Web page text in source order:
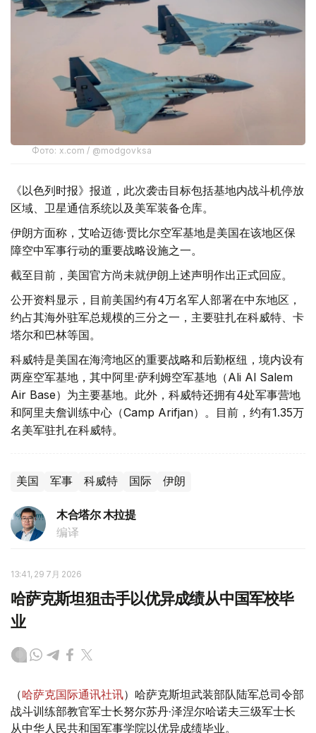
Фото: x.com / @modgovksa
《以色列时报》报道，此次袭击目标包括基地内战斗机停放
区域、卫星通信系统以及美军装备仓库。
伊朗方面称，艾哈迈德·贾比尔空军基地是美国在该地区保
障空中军事行动的重要战略设施之一。
截至目前，美国官方尚未就伊朗上述声明作出正式回应。
公开资料显示，目前美国约有4万名军人部署在中东地区，
约占其海外驻军总规模的三分之一，主要驻扎在科威特、卡
塔尔和巴林等国。
科威特是美国在海湾地区的重要战略和后勤枢纽，境内设有
两座空军基地，其中阿里·萨利姆空军基地（Ali Al Salem
Air Base）为主要基地。此外，科威特还拥有4处军事营地
和阿里夫詹训练中心（Camp Arifjan）。目前，约有1.35万
名美军驻扎在科威特。
美国 军事 科威特 国际 伊朗
木合塔尔 木拉提
编译
13:41, 29 7月 2026
哈萨克斯坦狙击手以优异成绩从中国军校毕
业
（哈萨克国际通讯社讯）哈萨克斯坦武装部队陆军总司令部
战斗训练部教官军士长努尔苏丹·泽涅尔哈诺夫三级军士长
从中华人民共和国军事学院以优异成绩毕业。